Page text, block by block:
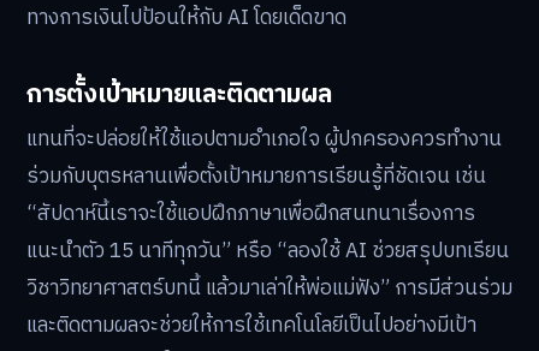
ทางการเงินไปป้อนให้กับ AI โดยเด็ดขาด
การตั้งเป้าหมายและติดตามผล
แทนที่จะปล่อยให้ใช้แอปตามอำเภอใจ ผู้ปกครองควรทำงาน
ร่วมกับบุตรหลานเพื่อตั้งเป้าหมายการเรียนรู้ที่ชัดเจน เช่น
“สัปดาห์นี้เราจะใช้แอปฝึกภาษาเพื่อฝึกสนทนาเรื่องการ
แนะนำตัว 15 นาทีทุกวัน” หรือ “ลองใช้ AI ช่วยสรุปบทเรียน
วิชาวิทยาศาสตร์บทนี้ แล้วมาเล่าให้พ่อแม่ฟัง” การมีส่วนร่วม
และติดตามผลจะช่วยให้การใช้เทคโนโลยีเป็นไปอย่างมีเป้า